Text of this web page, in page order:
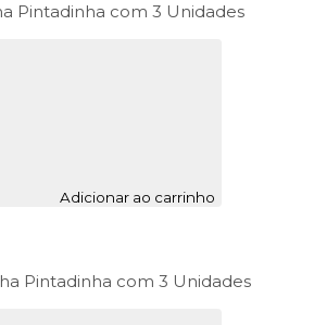
Pintadinha com 3 Unidades
Adicionar ao carrinho
Pintadinha com 3 Unidades